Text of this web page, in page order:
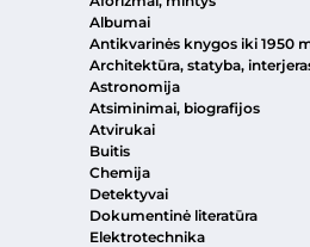
Albumai
Antikvarinės knygos iki 1950
Architektūra, statyba,
Astronomija
Atsiminimai, biografijos
Atvirukai
Buitis
Chemija
Detektyvai
Dokumentinė literatūra
Elektrotechnika